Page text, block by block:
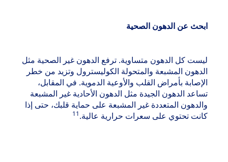
ابحث عن الدهون الصحية
ليست كل الدهون متساوية. ترفع الدهون غير الصحية مثل
الدهون المشبعة والمتحولة الكوليسترول وتزيد من خطر
الإصابة بأمراض القلب والأوعية الدموية. في المقابل،
تساعد الدهون الجيدة مثل الدهون الأحادية غير المشبعة
والدهون المتعددة غير المشبعة على حماية قلبك، حتى إذا
كانت تحتوي على سعرات حرارية عالية.11